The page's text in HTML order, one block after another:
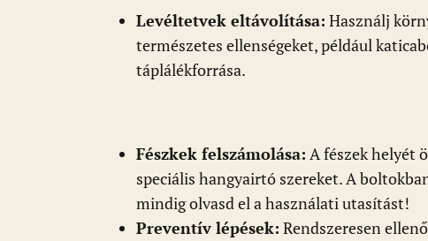
Levéltetvek eltávolítása: Használj
természetes ellenségeket, például
táplálékforrása.
Fészkek felszámolása: A fészek helyét
speciális hangyairtó szereket. A
mindig olvasd el a használati utasítást!
Preventív lépések: Rendszeresen